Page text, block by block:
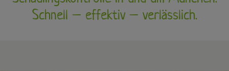
Schnell – effektiv – verlässlich.